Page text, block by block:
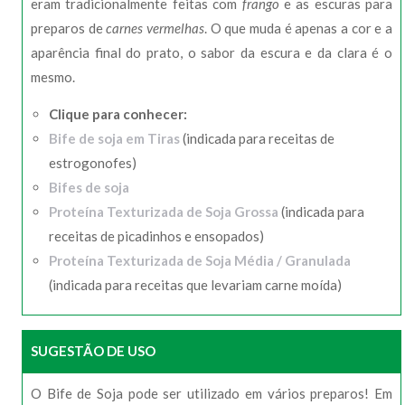
preparos decarnes vermelhas . O que muda é apenas a cor e a
aparência final do prato, o sabor da escura e da clara é o
mesmo.
Clique para conhecer:
Bife de soja em Tiras(indicada para receitas de
estrogonofes)
Bifes de soja
Proteína Texturizada de Soja Grossa (indicada para
receitas de picadinhos e ensopados)
Proteína Texturizada de Soja Média / Granulada
(indicada para receitas que levariam carne moída)
SUGESTÃO DE USO
O Bife de Soja pode ser utilizado em vários preparos! Em